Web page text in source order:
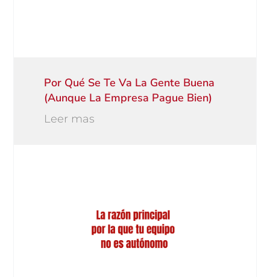
Por Qué Se Te Va La Gente Buena
(aunque La Empresa Pague Bien)
Leer mas